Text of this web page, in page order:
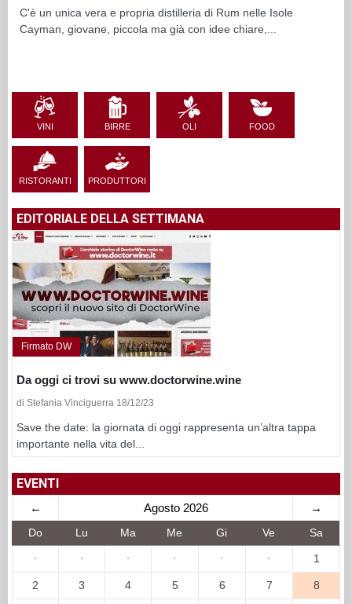
C'è un unica vera e propria distilleria di Rum nelle Isole
Cayman, giovane, piccola ma già con idee chiare,...
VINI BIRRE OLI FOOD
RISTORANTI PRODUTTORI
EDITORIALE DELLA SETTIMANA
Firmato DW
Da oggi ci trovi su www.doctorwine.wine
di Stefania Vinciguerra 18/12/23
Save the date: la giornata di oggi rappresenta un’altra tappa
importante nella vita del...
EVENTI
← Agosto 2026 →
Do Lu Ma Me Gi Ve Sa
· · · · · · 1
2 3 4 5 6 7 8